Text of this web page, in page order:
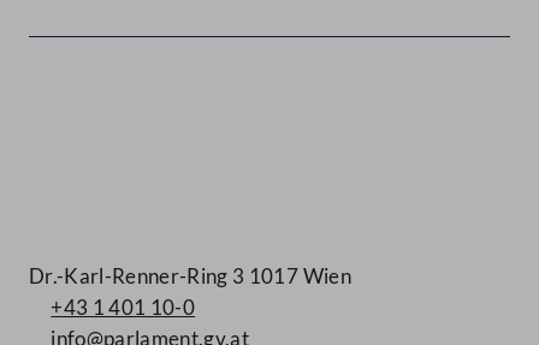
Dr.-Karl-Renner-Ring 3 1017 Wien
+43 1 401 10-0
info@parlament.gv.at